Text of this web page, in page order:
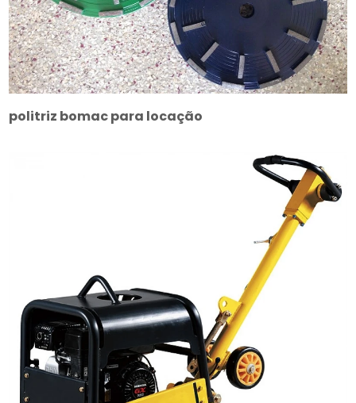
politriz bomac para locação